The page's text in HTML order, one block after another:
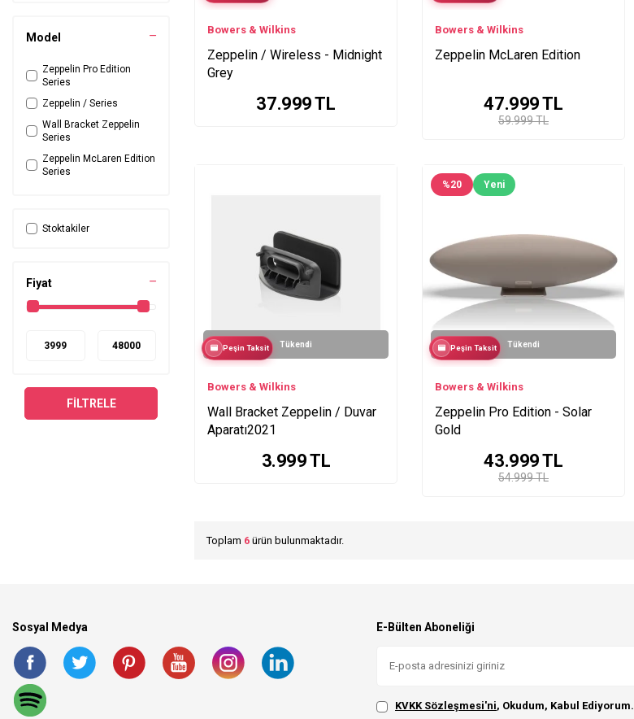
Model
Zeppelin Pro Edition
Series
Zeppelin / Series
Wall Bracket Zeppelin
Series
Zeppelin McLaren Edition
Series
Stoktakiler
Fiyat
FILTRELE
Bowers & Wilkins
Zeppelin / Wireless - Midnight
Grey
37.999TL
Bowers & Wilkins
Zeppelin McLaren Edition
59.999 TL
47.999TL
Tükendi
Peşin Taksit
Bowers & Wilkins
Wall Bracket Zeppelin / Duvar
Aparatı2021
3.999TL
%20 Yeni
Tükendi
Peşin Taksit
Bowers & Wilkins
Zeppelin Pro Edition - Solar
Gold
54.999 TL
43.999TL
Toplam 6 ürün bulunmaktadır.
Sosyal Medya E-Bülten Aboneliği
KVKK Sözleşmesi'ni, Okudum, Kabul Ediyorum.